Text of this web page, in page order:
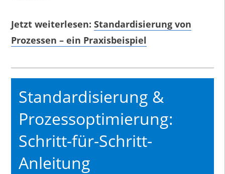
Jetzt weiterlesen: Standardisierung von
Prozessen – ein Praxisbeispiel
Standardisierung &
Prozessoptimierung:
Schritt-für-Schritt-
Anleitung